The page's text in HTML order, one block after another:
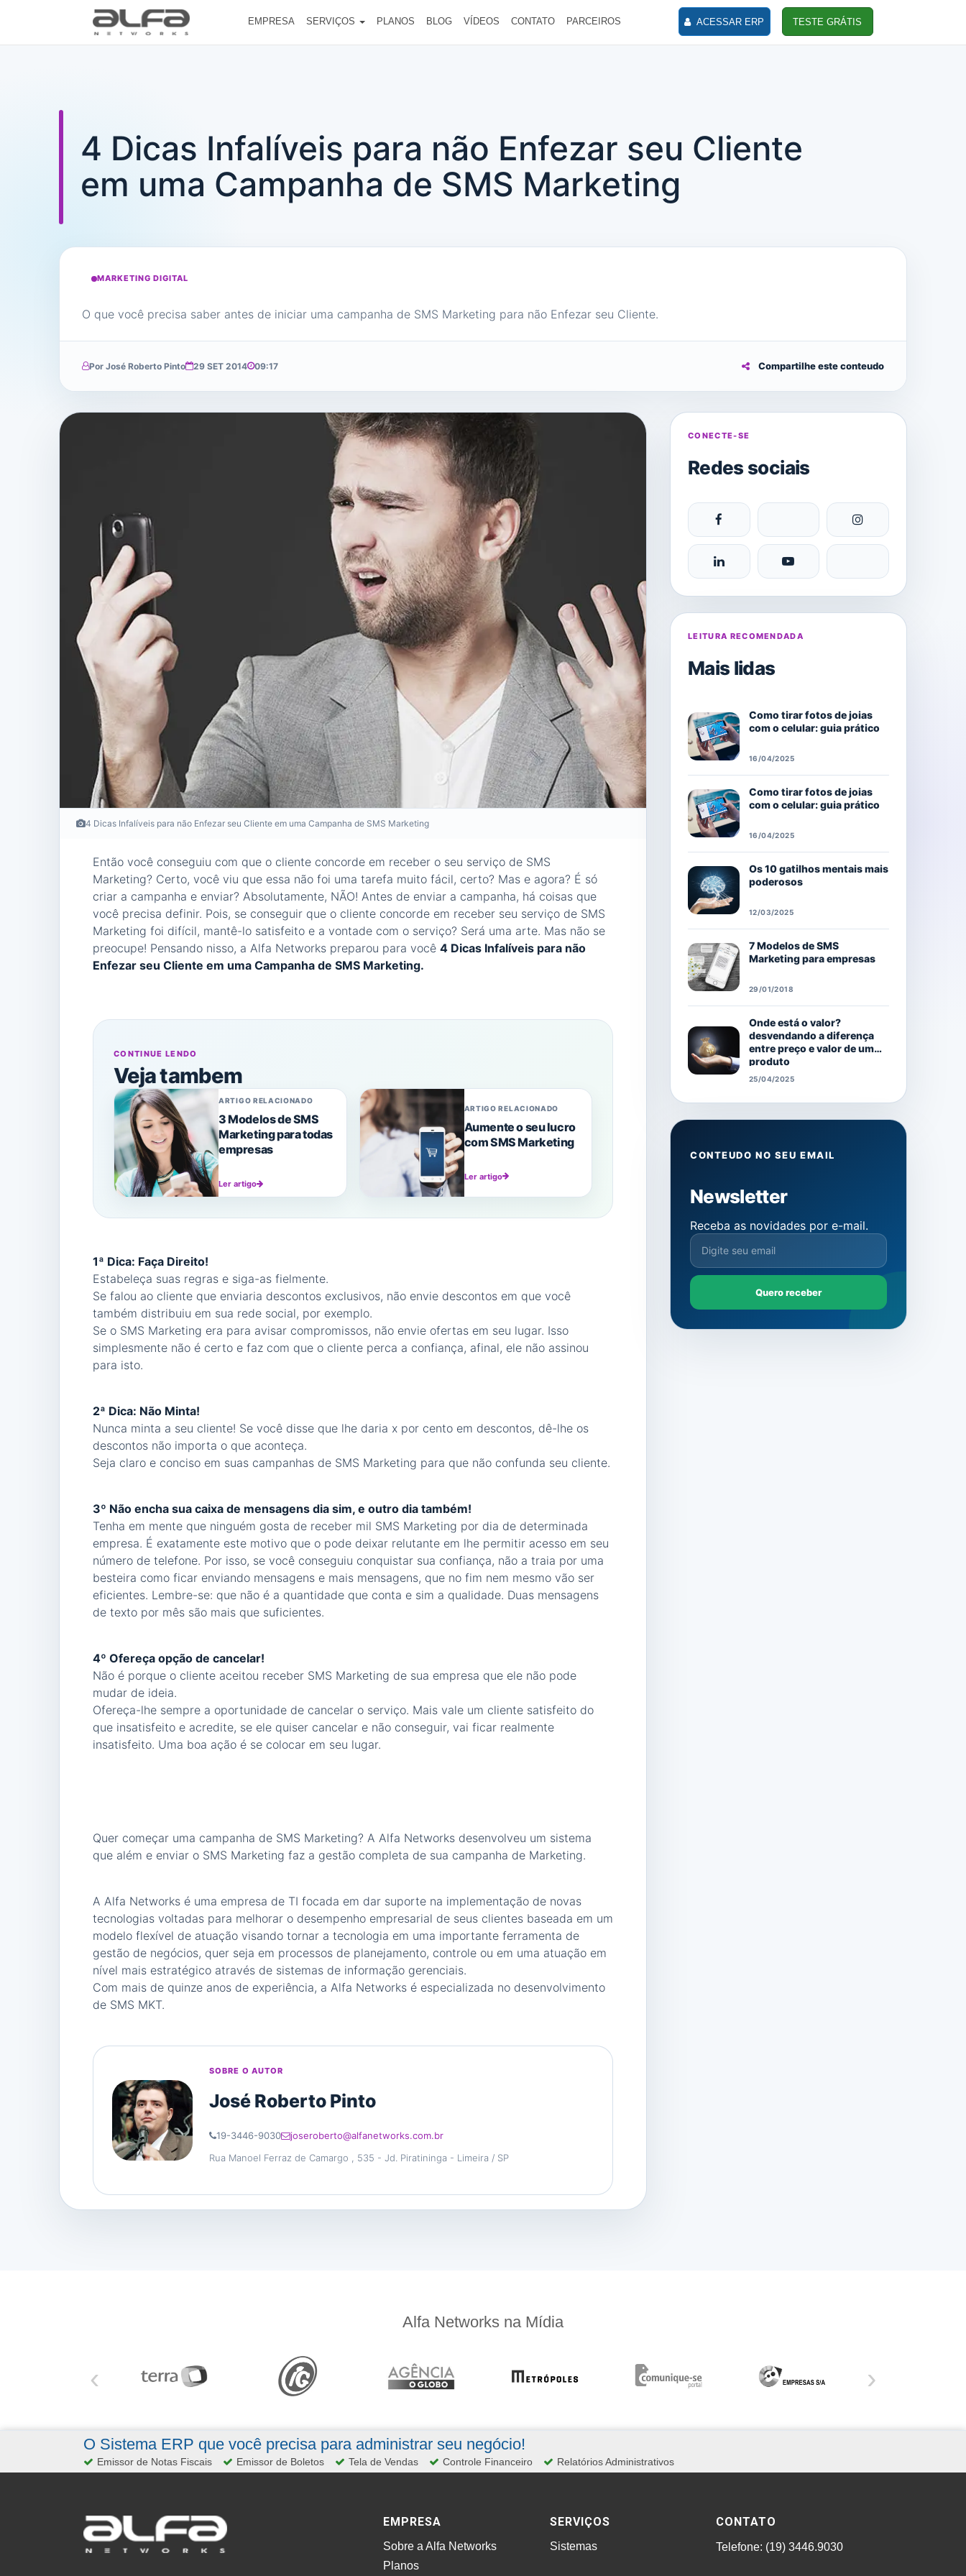
EMPRESA SERVIÇOS PLANOS BLOG VÍDEOS CONTATO PARCEIROS ACESSAR ERP TESTE GRÁTIS
4 Dicas Infalíveis para não Enfezar seu Cliente
em uma Campanha de SMS Marketing
MARKETING DIGITAL
O que você precisa saber antes de iniciar uma campanha de SMS Marketing para não Enfezar seu Cliente.
Por José Roberto Pinto 29 SET 2014 09:17 Compartilhe este conteudo
4 Dicas Infalíveis para não Enfezar seu Cliente em uma Campanha de SMS Marketing
Então você conseguiu com que o cliente concorde em receber o seu serviço de SMS
Marketing? Certo, você viu que essa não foi uma tarefa muito fácil, certo? Mas e agora? É só
criar a campanha e enviar? Absolutamente, NÃO! Antes de enviar a campanha, há coisas que
você precisa definir. Pois, se conseguir que o cliente concorde em receber seu serviço de SMS
Marketing foi difícil, mantê-lo satisfeito e a vontade com o serviço? Será uma arte. Mas não se
preocupe! Pensando nisso, a Alfa Networks preparou para você 4 Dicas Infalíveis para não
Enfezar seu Cliente em uma Campanha de SMS Marketing.
CONTINUE LENDO
Veja tambem
ARTIGO RELACIONADO
3 Modelos de SMS
Marketing para todas
empresas
Ler artigo
ARTIGO RELACIONADO
Aumente o seu lucro
com SMS Marketing
Ler artigo
1ª Dica: Faça Direito!
Estabeleça suas regras e siga-as fielmente.
Se falou ao cliente que enviaria descontos exclusivos, não envie descontos em que você
também distribuiu em sua rede social, por exemplo.
Se o SMS Marketing era para avisar compromissos, não envie ofertas em seu lugar. Isso
simplesmente não é certo e faz com que o cliente perca a confiança, afinal, ele não assinou
para isto.
2ª Dica: Não Minta!
Nunca minta a seu cliente! Se você disse que lhe daria x por cento em descontos, dê-lhe os
descontos não importa o que aconteça.
Seja claro e conciso em suas campanhas de SMS Marketing para que não confunda seu cliente.
3º Não encha sua caixa de mensagens dia sim, e outro dia também!
Tenha em mente que ninguém gosta de receber mil SMS Marketing por dia de determinada
empresa. É exatamente este motivo que o pode deixar relutante em lhe permitir acesso em seu
número de telefone. Por isso, se você conseguiu conquistar sua confiança, não a traia por uma
besteira como ficar enviando mensagens e mais mensagens, que no fim nem mesmo vão ser
eficientes. Lembre-se: que não é a quantidade que conta e sim a qualidade. Duas mensagens
de texto por mês são mais que suficientes.
4º Ofereça opção de cancelar!
Não é porque o cliente aceitou receber SMS Marketing de sua empresa que ele não pode
mudar de ideia.
Ofereça-lhe sempre a oportunidade de cancelar o serviço. Mais vale um cliente satisfeito do
que insatisfeito e acredite, se ele quiser cancelar e não conseguir, vai ficar realmente
insatisfeito. Uma boa ação é se colocar em seu lugar.
Quer começar uma campanha de SMS Marketing? A Alfa Networks desenvolveu um sistema
que além e enviar o SMS Marketing faz a gestão completa de sua campanha de Marketing.
A Alfa Networks é uma empresa de TI focada em dar suporte na implementação de novas
tecnologias voltadas para melhorar o desempenho empresarial de seus clientes baseada em um
modelo flexível de atuação visando tornar a tecnologia em uma importante ferramenta de
gestão de negócios, quer seja em processos de planejamento, controle ou em uma atuação em
nível mais estratégico através de sistemas de informação gerenciais.
Com mais de quinze anos de experiência, a Alfa Networks é especializada no desenvolvimento
de SMS MKT.
SOBRE O AUTOR
José Roberto Pinto
19-3446-9030
joseroberto@alfanetworks.com.br
Rua Manoel Ferraz de Camargo , 535 - Jd. Piratininga - Limeira / SP
CONECTE-SE
Redes sociais
LEITURA RECOMENDADA
Mais lidas
Como tirar fotos de joias
com o celular: guia prático
16/04/2025
Como tirar fotos de joias
com o celular: guia prático
16/04/2025
Os 10 gatilhos mentais mais
poderosos
12/03/2025
7 Modelos de SMS
Marketing para empresas
29/01/2018
Onde está o valor?
desvendando a diferença
entre preço e valor de um
produto
25/04/2025
CONTEUDO NO SEU EMAIL
Newsletter
Receba as novidades por e-mail.
Quero receber
Alfa Networks na Mídia
‹ ›
O Sistema ERP que você precisa para administrar seu negócio!
Emissor de Notas Fiscais Emissor de Boletos Tela de Vendas Controle Financeiro Relatórios Administrativos
EMPRESA
Sobre a Alfa Networks
Planos
SERVIÇOS
Sistemas
CONTATO
Telefone: (19) 3446.9030